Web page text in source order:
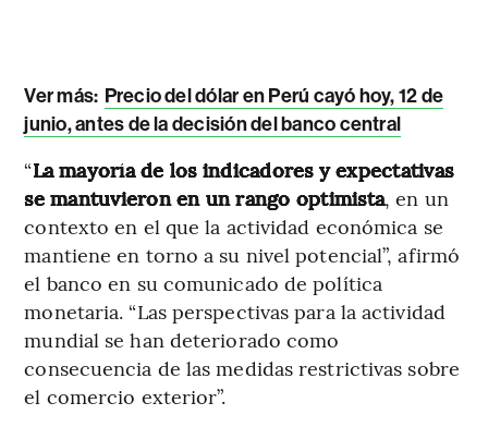
Ver más: Precio del dólar en Perú cayó hoy, 12 de
junio, antes de la decisión del banco central
“La mayoría de los indicadores y expectativas
se mantuvieron en un rango optimista, en un
contexto en el que la actividad económica se
mantiene en torno a su nivel potencial”, afirmó
el banco en su comunicado de política
monetaria. “Las perspectivas para la actividad
mundial se han deteriorado como
consecuencia de las medidas restrictivas sobre
el comercio exterior”.